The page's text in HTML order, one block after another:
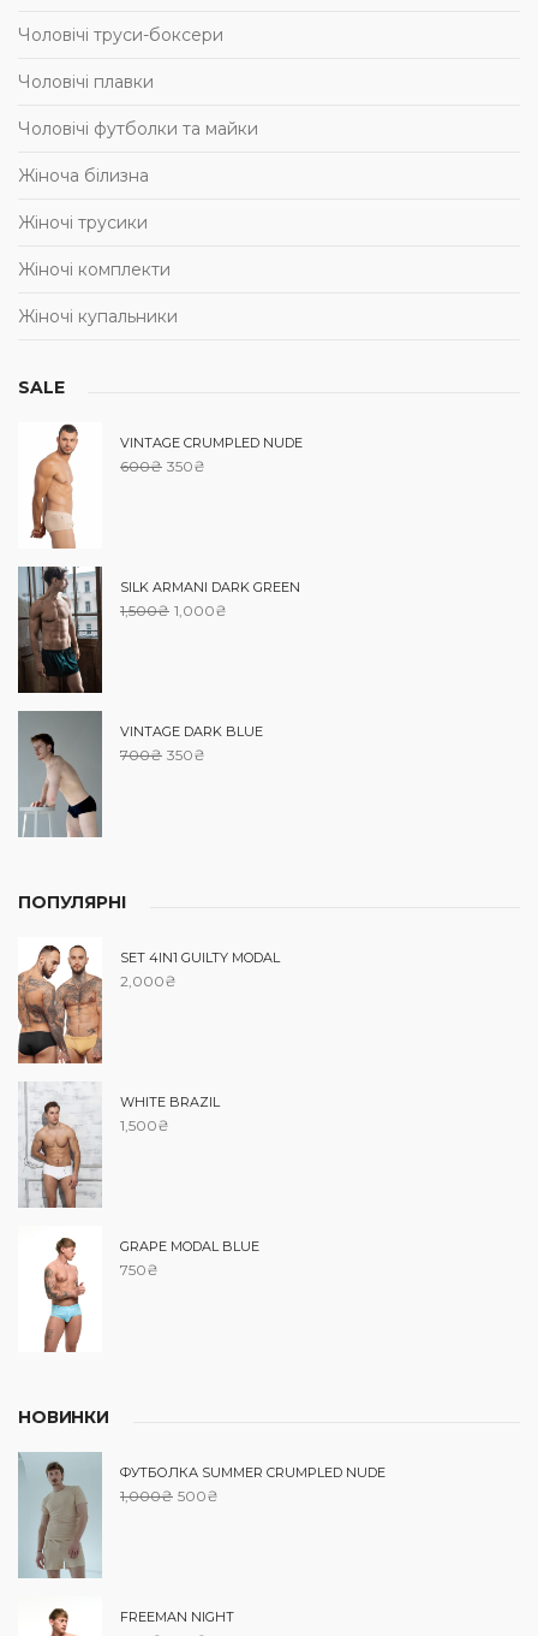
Чоловічі труси-боксери
Чоловічі плавки
Чоловічі футболки та майки
Жіноча білизна
Жіночі трусики
Жіночі комплекти
Жіночі купальники
SALE
VINTAGE CRUMPLED NUDE
600₴ 350₴
SILK ARMANI DARK GREEN
1,500₴ 1,000₴
VINTAGE DARK BLUE
700₴ 350₴
ПОПУЛЯРНІ
SET 4IN1 GUILTY MODAL
2,000₴
WHITE BRAZIL
1,500₴
GRAPE MODAL BLUE
750₴
НОВИНКИ
ФУТБОЛКА SUMMER CRUMPLED NUDE
1,000₴ 500₴
FREEMAN NIGHT